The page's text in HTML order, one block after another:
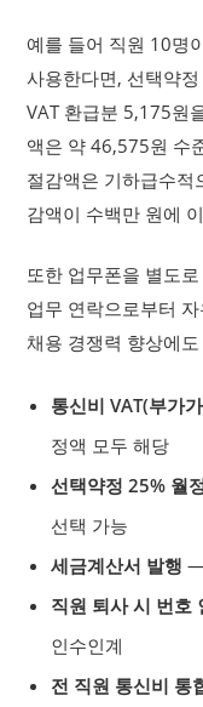
예를 들어 직원 10명
사용한다면, 선택약
VAT 환급분 5,175원
액은 약 46,575원 수
절감액은 기하급수적
감액이 수백만 원에
또한 업무폰을 별도
업무 연락으로부터
채용 경쟁력 향상에
통신비 VAT(부가
정액 모두 해당
선택약정 25% 월
선택 가능
세금계산서 발행 —
직원 퇴사 시 번호
인수인계
전 직원 통신비 통